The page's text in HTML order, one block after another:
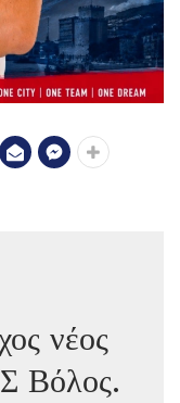
νέος
Βόλος.